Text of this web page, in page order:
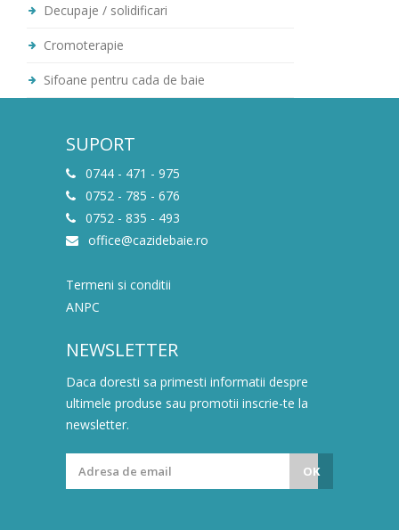
Decupaje / solidificari
Cromoterapie
Sifoane pentru cada de baie
SUPORT
0744 - 471 - 975
0752 - 785 - 676
0752 - 835 - 493
office@cazidebaie.ro
Termeni si conditii
ANPC
NEWSLETTER
Daca doresti sa primesti informatii despre
ultimele produse sau promotii inscrie-te la
newsletter.
OK